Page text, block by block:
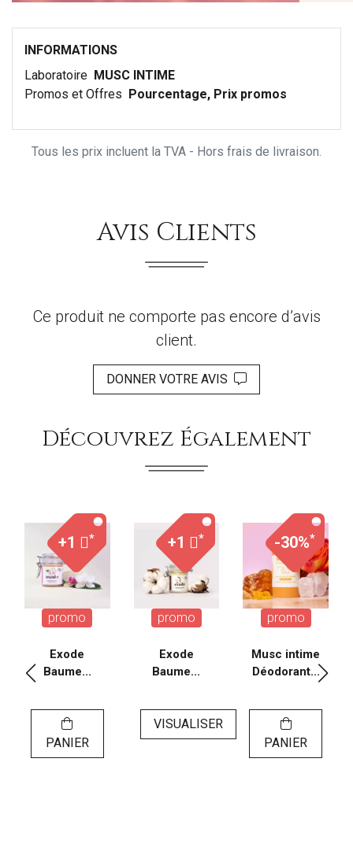
INFORMATIONS
Laboratoire MUSC INTIME
Promos et Offres
Pourcentage, Prix promos
Tous les prix incluent la TVA - Hors frais de livraison.
Avis Clients
Ce produit ne comporte pas encore d’avis
client.
DONNER VOTRE AVIS
Découvrez Également
+1 *
promo
Exode
Baume...
PANIER
+1 *
promo
Exode
Baume...
VISUALISER
-30%*
promo
Musc intime
Déodorant...
PANIER